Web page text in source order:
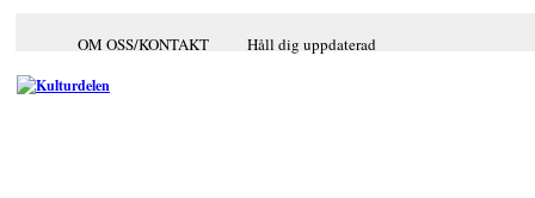
OM OSS/KONTAKT Håll dig uppdaterad